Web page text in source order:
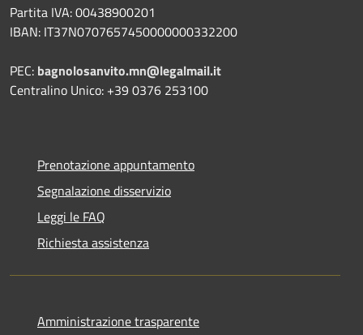
Partita IVA: 00438900201
IBAN: IT37N0707657450000000332200
PEC: bagnolosanvito.mn@legalmail.it
Centralino Unico: +39 0376 253100
Prenotazione appuntamento
Segnalazione disservizio
Leggi le FAQ
Richiesta assistenza
Amministrazione trasparente